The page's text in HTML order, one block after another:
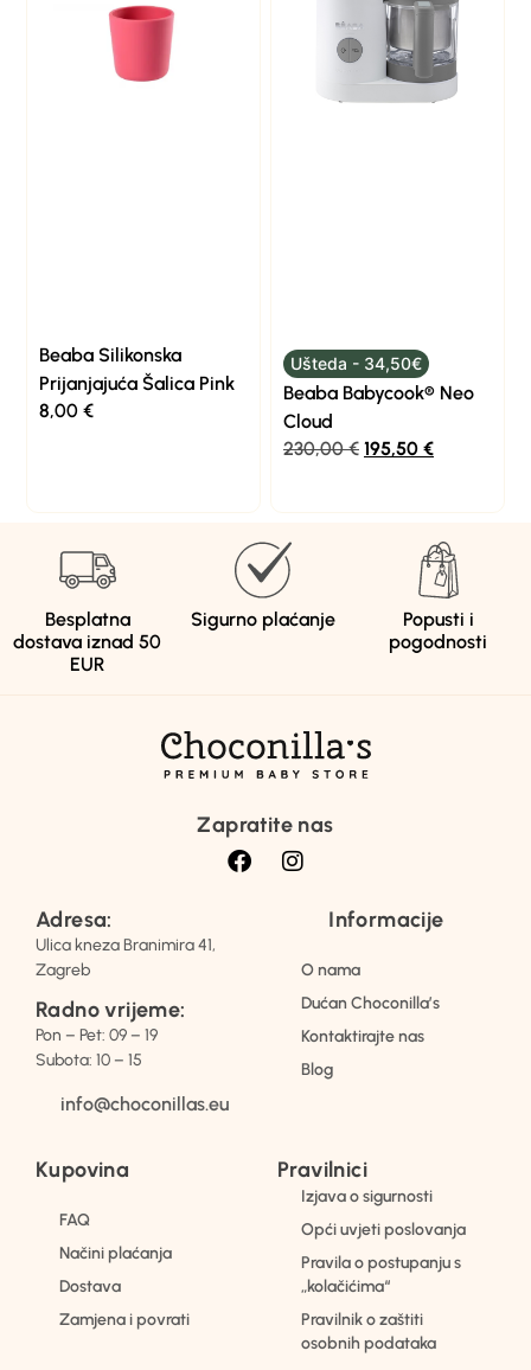
Beaba Silikonska
Prijanjajuća Šalica Pink
8,00€
Ušteda - 34,50€
Beaba Babycook® Neo
Cloud
230,00€ 195,50 €
Besplatna
dostava iznad 50
EUR
Sigurno plaćanje
Popusti i
pogodnosti
Zapratite nas
Adresa:
Ulica kneza Branimira 41,
Zagreb
Radno vrijeme:
Pon – Pet: 09 – 19
Subota: 10 – 15
info@choconillas.eu
Informacije
O nama
Dućan Choconilla’s
Kontaktirajte nas
Blog
Kupovina
FAQ
Načini plaćanja
Dostava
Zamjena i povrati
Pravilnici
Izjava o sigurnosti
Opći uvjeti poslovanja
Pravila o postupanju s
„kolačićima“
Pravilnik o zaštiti
osobnih podataka